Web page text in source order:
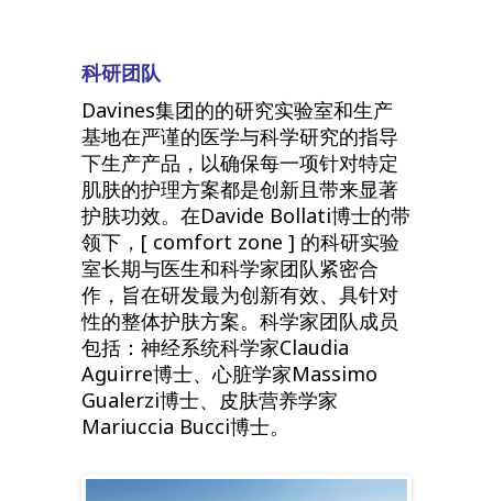
科研团队
Davines集团的的研究实验室和生产
基地在严谨的医学与科学研究的指导
下生产产品，以确保每一项针对特定
肌肤的护理方案都是创新且带来显著
护肤功效。在Davide Bollati博士的带
领下，[ comfort zone ] 的科研实验
室长期与医生和科学家团队紧密合
作，旨在研发最为创新有效、具针对
性的整体护肤方案。科学家团队成员
包括：神经系统科学家Claudia
Aguirre博士、心脏学家Massimo
Gualerzi博士、皮肤营养学家